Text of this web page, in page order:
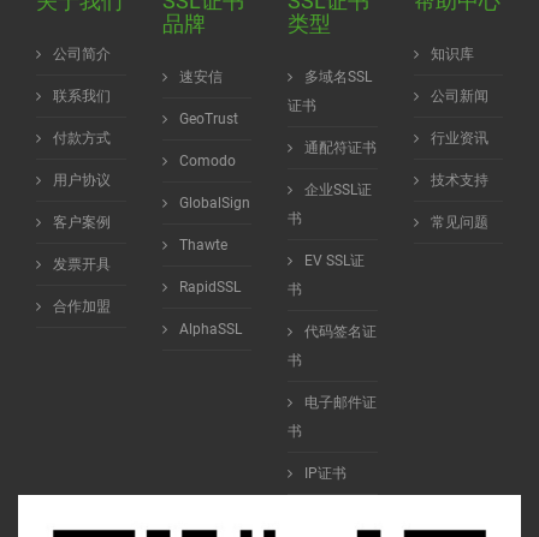
公司简介
联系我们
付款方式
用户协议
客户案例
发票开具
合作加盟
品牌
速安信
GeoTrust
Comodo
GlobalSign
Thawte
RapidSSL
AlphaSSL
类型
多域名SSL
证书
通配符证书
企业SSL证
书
EV SSL证
书
代码签名证
书
电子邮件证
书
IP证书
知识库
公司新闻
行业资讯
技术支持
常见问题